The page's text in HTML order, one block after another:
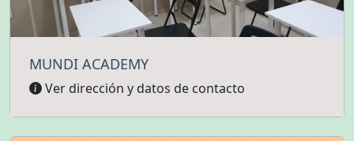
MUNDI ACADEMY
Ver dirección y datos de contacto